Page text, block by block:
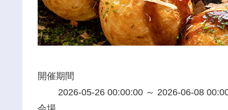
開催期間
2026-05-26 00:00:00 ～ 2026-06-08